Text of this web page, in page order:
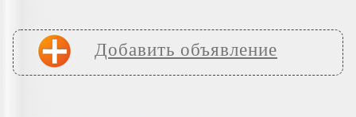
Добавить объявление